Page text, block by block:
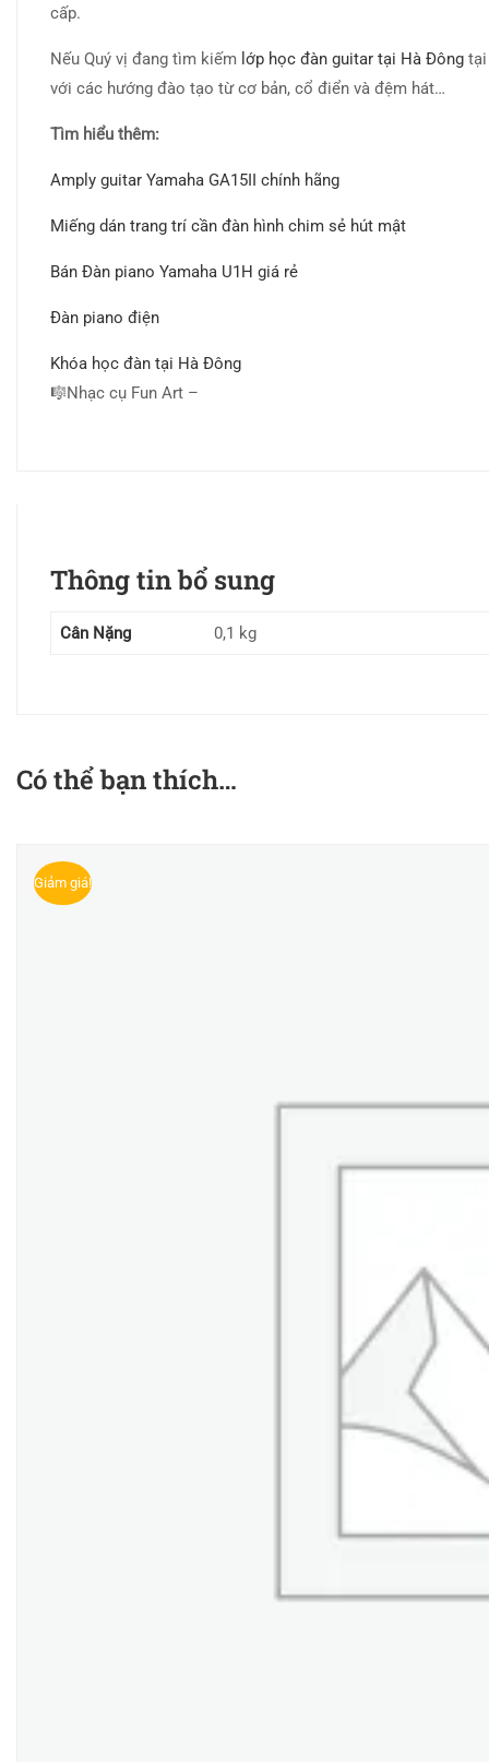
cấp.
Nếu Quý vị đang tìm kiếm lớp học đàn guitar tại Hà Đông tại
với các hướng đào tạo từ cơ bản, cổ điển và đệm hát…
Tìm hiểu thêm:
Amply guitar Yamaha GA15II chính hãng
Miếng dán trang trí cần đàn hình chim sẻ hút mật
Bán Đàn piano Yamaha U1H giá rẻ
Đàn piano điện
Khóa học đàn tại Hà Đông
🎼Nhạc cụ Fun Art –
Thông tin bổ sung
Cân Nặng 0,1 kg
Có thể bạn thích…
Giảm giá!